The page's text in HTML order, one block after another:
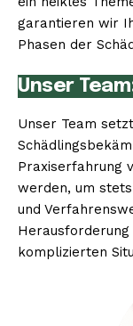
garantieren wir
Phasen der
Unser
Unser Team
Praxiserfahrung
werden, um
und
komplizierten